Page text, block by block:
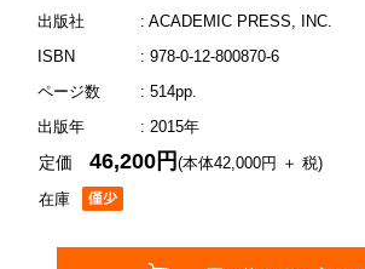
出版社
: ACADEMIC PRESS, INC.
ISBN
: 978-0-12-800870-6
ページ数
: 514pp.
出版年
: 2015年
在庫
定価46,200円(本体42,000円 ＋ 税)